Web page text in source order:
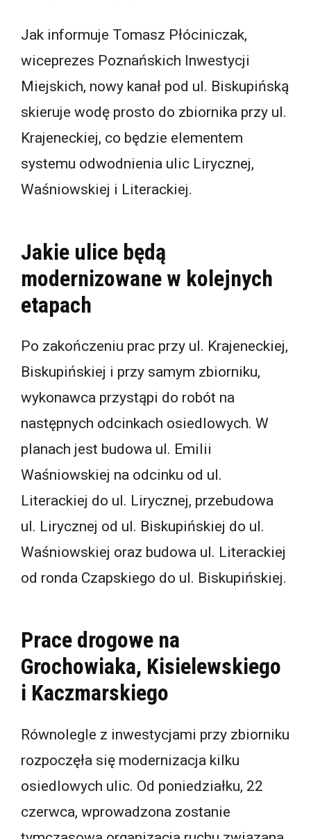
Jak informuje Tomasz Płóciniczak,
wiceprezes Poznańskich Inwestycji
Miejskich, nowy kanał pod ul. Biskupińską
skieruje wodę prosto do zbiornika przy ul.
Krajeneckiej, co będzie elementem
systemu odwodnienia ulic Lirycznej,
Waśniowskiej i Literackiej.
Jakie ulice będą
modernizowane w kolejnych
etapach
Po zakończeniu prac przy ul. Krajeneckiej,
Biskupińskiej i przy samym zbiorniku,
wykonawca przystąpi do robót na
następnych odcinkach osiedlowych. W
planach jest budowa ul. Emilii
Waśniowskiej na odcinku od ul.
Literackiej do ul. Lirycznej, przebudowa
ul. Lirycznej od ul. Biskupińskiej do ul.
Waśniowskiej oraz budowa ul. Literackiej
od ronda Czapskiego do ul. Biskupińskiej.
Prace drogowe na
Grochowiaka, Kisielewskiego
i Kaczmarskiego
Równolegle z inwestycjami przy zbiorniku
rozpoczęła się modernizacja kilku
osiedlowych ulic. Od poniedziałku, 22
czerwca, wprowadzona zostanie